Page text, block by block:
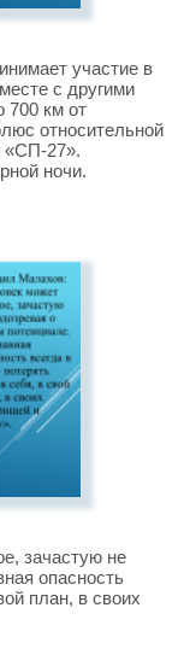
участие в
с другими
700 км от
относительной
«СП-27».
ночи.
зачастую не
опасность
план, в своих